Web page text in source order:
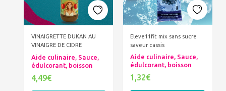
VINAIGRETTE DUKAN AU
VINAIGRE DE CIDRE
Aide culinaire, Sauce,
édulcorant, boisson
4,49€
Eleve11fit mix sans sucre
saveur cassis
Aide culinaire, Sauce,
édulcorant, boisson
1,32€